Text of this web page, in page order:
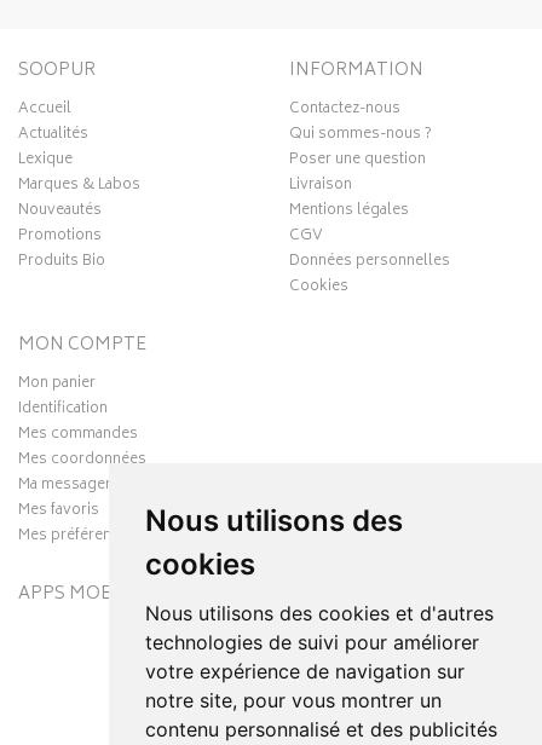
Nous utilisons des
cookies
Nous utilisons des cookies et d'autres
technologies de suivi pour améliorer
votre expérience de navigation sur
notre site, pour vous montrer un
contenu personnalisé et des publicités
SOOPUR
Accueil
Actualités
Lexique
Marques & Labos
Nouveautés
Promotions
Produits Bio
INFORMATION
Contactez-nous
Qui sommes-nous ?
Poser une question
Livraison
Mentions légales
CGV
Données personnelles
Cookies
MON COMPTE
Mon panier
Identification
Mes commandes
Mes coordonnées
Ma messagerie
Mes favoris
Mes préférences Cookies
APPS MOBILES